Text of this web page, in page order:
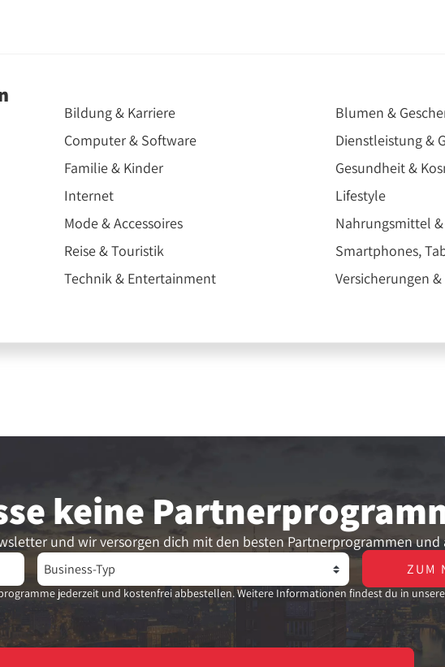
Bildung & Karriere
Blumen &
Computer & Software
Dienstleistung &
Familie & Kinder
Gesundheit &
Internet
Lifestyle
Mode & Accessoires
Nahrungsmittel &
Reise & Touristik
Smartphones,
Technik & Entertainment
Versicherungen
keine
und wir versorgen dich mit den besten Partnerprogrammen
ZUM
jederzeit und kostenfrei abbestellen. Weitere Informationen findest du in